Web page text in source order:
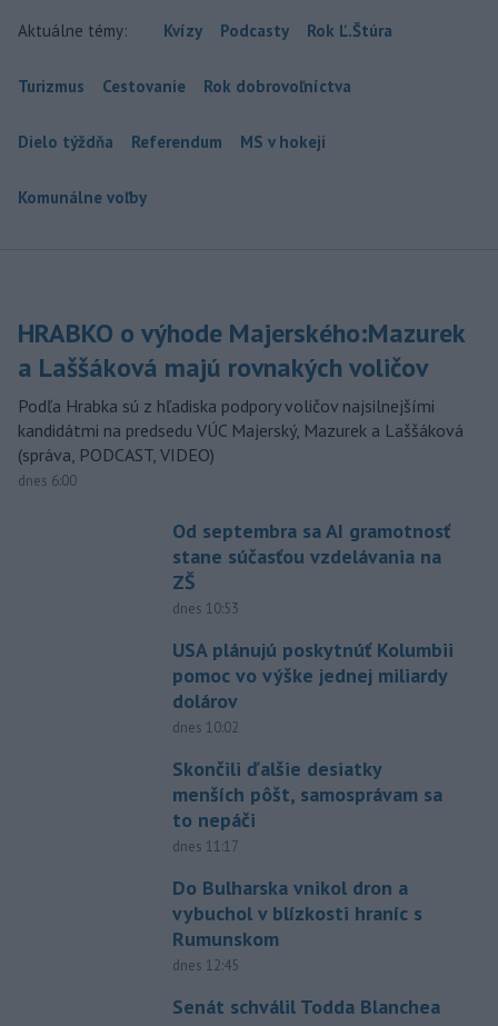
Aktuálne témy: Kvízy Podcasty Rok Ľ.Štúra
Turizmus Cestovanie Rok dobrovoľníctva
Dielo týždňa Referendum MS v hokeji
Komunálne voľby
HRABKO o výhode Majerského:Mazurek
a Laššáková majú rovnakých voličov
Podľa Hrabka sú z hľadiska podpory voličov najsilnejšími
kandidátmi na predsedu VÚC Majerský, Mazurek a Laššáková
(správa, PODCAST, VIDEO)
dnes 6:00
Od septembra sa AI gramotnosť
stane súčasťou vzdelávania na
ZŠ
dnes 10:53
USA plánujú poskytnúť Kolumbii
pomoc vo výške jednej miliardy
dolárov
dnes 10:02
Skončili ďalšie desiatky
menších pôšt, samosprávam sa
to nepáči
dnes 11:17
Do Bulharska vnikol dron a
vybuchol v blízkosti hraníc s
Rumunskom
dnes 12:45
Senát schválil Todda Blanchea